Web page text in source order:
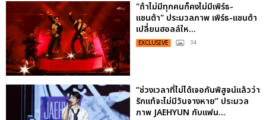
"ถ้าไม่มีทุกคนก็คงไม่มีเพิร์ธ-
แซนต้า" ประมวลภาพ เพิร์ธ-แซนต้า
เปลี่ยนฮอลล์ให...
EXCLUSIVE : 34
“ช่วงเวลาที่ไม่ได้เจอกันพิสูจน์แล้วว่า
รักแท้จะไม่มีวันจางหาย” ประมวล
ภาพ JAEHYUN กับแฟน...